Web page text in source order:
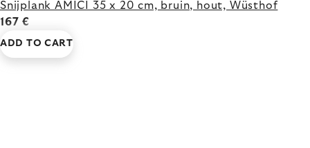
Snijplank AMICI 35 x 20 cm, bruin, hout, Wüsthof
167 €
ADD TO CART